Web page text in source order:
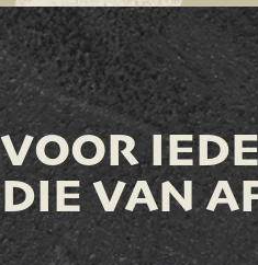
VOOR
DIE VAN